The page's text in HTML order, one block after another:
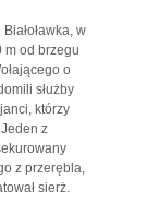
w
m od brzegu
o
służby
którzy
z
z przerębla,
sierż.